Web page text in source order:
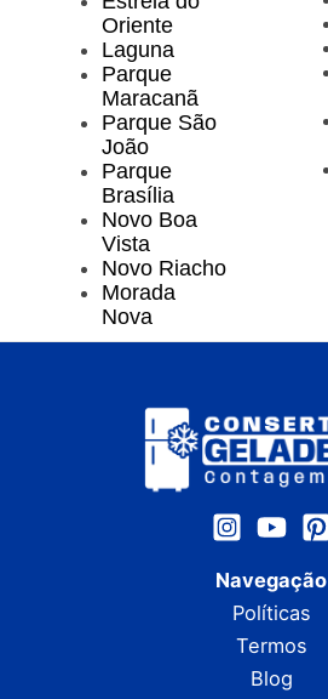
Oriente
Laguna
Parque
Maracanã
Parque São
João
Parque
Brasília
Novo Boa
Vista
Novo Riacho
Morada
Nova
Navegação
Políticas
Termos
Blog